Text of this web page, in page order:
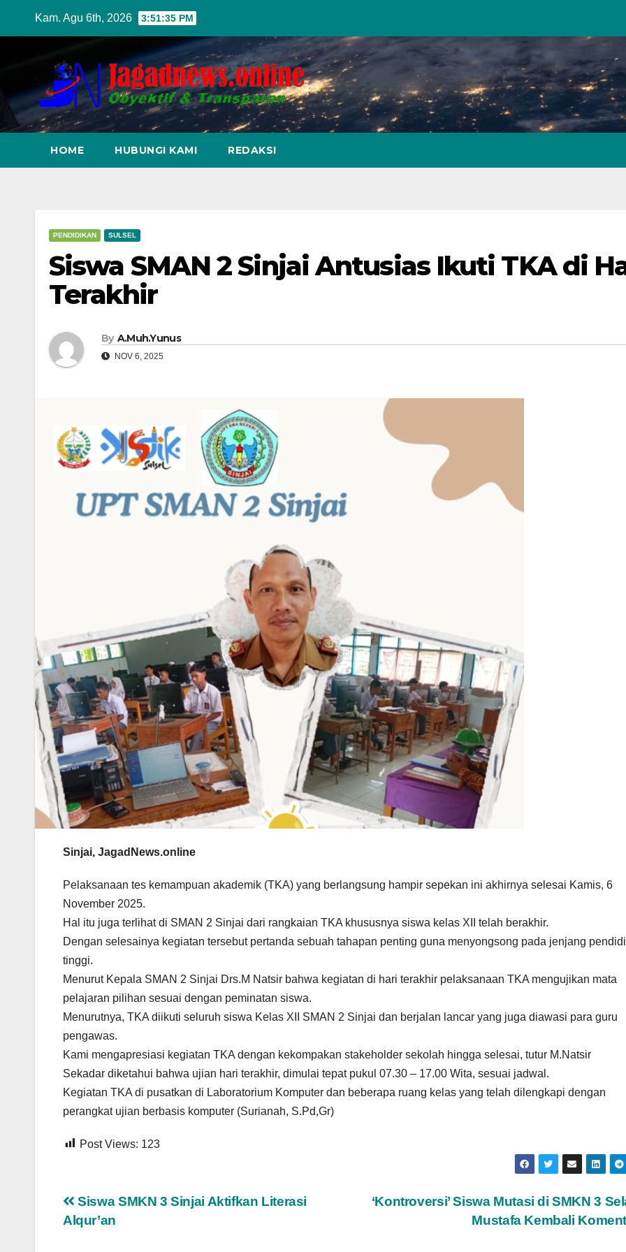
Kam. Agu 6th, 2026 3:51:37 PM
HOME HUBUNGI KAMI REDAKSI
PENDIDIKAN SULSEL
Siswa SMAN 2 Sinjai Antusias Ikuti TKA di
Terakhir
By A.Muh.Yunus
NOV 6, 2025
Sinjai, JagadNews.online
Pelaksanaan tes kemampuan akademik (TKA) yang berlangsung hampir sepekan ini akhirnya selesai Kamis, 6
November 2025.
Hal itu juga terlihat di SMAN 2 Sinjai dari rangkaian TKA khususnya siswa kelas XII telah berakhir.
Dengan selesainya kegiatan tersebut pertanda sebuah tahapan penting guna menyongsong pada jenjang
tinggi.
Menurut Kepala SMAN 2 Sinjai Drs.M Natsir bahwa kegiatan di hari terakhir pelaksanaan TKA mengujikan mata
pelajaran pilihan sesuai dengan peminatan siswa.
Menurutnya, TKA diikuti seluruh siswa Kelas XII SMAN 2 Sinjai dan berjalan lancar yang juga diawasi para guru
pengawas.
Kami mengapresiasi kegiatan TKA dengan kekompakan stakeholder sekolah hingga selesai, tutur M.Natsir
Sekadar diketahui bahwa ujian hari terakhir, dimulai tepat pukul 07.30 – 17.00 Wita, sesuai jadwal.
Kegiatan TKA di pusatkan di Laboratorium Komputer dan beberapa ruang kelas yang telah dilengkapi dengan
perangkat ujian berbasis komputer (Surianah, S.Pd,Gr)
Post Views: 123
Navigasi
pos
‘Kontroversi’ Siswa Mutasi di SMKN 3
Mustafa Kembali
Siswa SMKN 3 Sinjai Aktifkan Literasi
Alqur’an